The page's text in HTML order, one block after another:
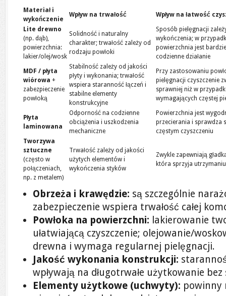
Materiał i
wykończenie
Wpływ na trwałość Wpływ na łatwość
Lite drewno
(np. dąb),
powierzchnia:
lakier/olej/wosk
Solidność i naturalny
charakter; trwałość zależy od
rodzaju powłoki
Sposób pielęgnacji
wykończenia; w
powierzchnia jest
codzienne działanie
MDF / płyta
wiórowa +
zabezpieczenie
powłoką
Stabilność zależy od jakości
płyty i wykonania; trwałość
wspiera staranność łączeń i
stabilne elementy
konstrukcyjne
Przy zastosowaniu
pielęgnacji czyszczenie
sprawniej niż w
wymagających częstej
Płyta
laminowana
Odporność na codzienne
obciążenia i uszkodzenia
mechaniczne
Powierzchnia jest
przecierania i sprawdza
częstym czyszczeniu
Tworzywa
sztuczne
(często w
połączeniach,
np. z metalem)
Trwałość zależy od jakości
użytych elementów i
wykończenia styków
Zwykle zapewniają
która sprzyja
Obrzeża i krawędzie: są szczególnie
zabezpieczenie wspiera trwałość całej
Powłoka na powierzchni: lakierowanie
ułatwiającą czyszczenie; olejowanie/
drewna i wymaga regularnej pielęgnacji.
Jakość wykonania konstrukcji:
wpływają na długotrwałe użytkowanie
Elementy użytkowe (uchwyty): powinny